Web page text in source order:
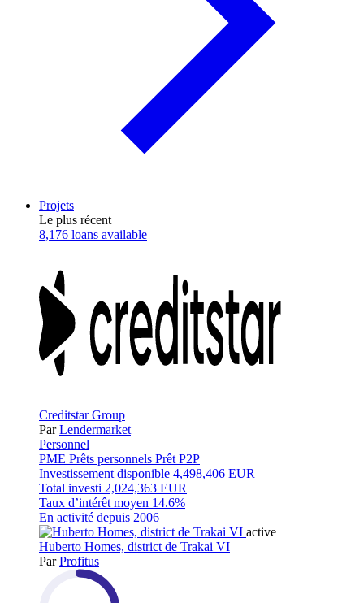
Projets
Le plus récent
8,176 loans available
Creditstar Group
ParLendermarket
Personnel
PME Prêts personnels Prêt P2P
Investissement disponible 4,498,406 EUR
Total investi 2,024,363 EUR
Taux d’intérêt moyen 14.6%
En activité depuis 2006
active
Huberto Homes, district de Trakai VI
ParProfitus